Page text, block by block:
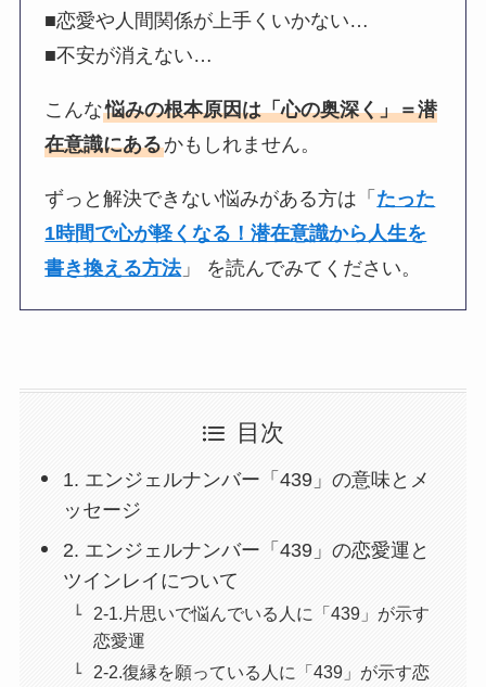
■恋愛や人間関係が上手くいかない…
■不安が消えない…
こんな悩みの根本原因は「心の奥深く」＝潜
在意識にあるかもしれません。
ずっと解決できない悩みがある方は「 たった
1時間で心が軽くなる！潜在意識から人生を
書き換える方法」 を読んでみてください。
目次
1. エンジェルナンバー「439」の意味とメ
ッセージ
2. エンジェルナンバー「439」の恋愛運と
ツインレイについて
2-1.片思いで悩んでいる人に「439」が示す
恋愛運
2-2.復縁を願っている人に「439」が示す恋